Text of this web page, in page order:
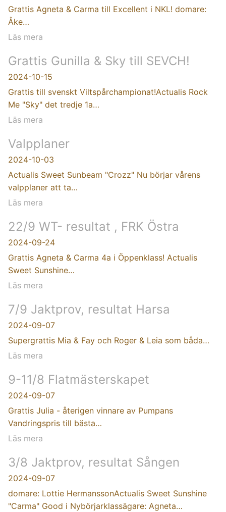
Grattis Agneta & Carma till Excellent i NKL! domare:
Åke…
Läs mera
Grattis Gunilla & Sky till SEVCH!
2024-10-15
Grattis till svenskt Viltspårchampionat!Actualis Rock
Me "Sky" det tredje 1a…
Läs mera
Valpplaner
2024-10-03
Actualis Sweet Sunbeam "Crozz" Nu börjar vårens
valpplaner att ta…
Läs mera
22/9 WT- resultat , FRK Östra
2024-09-24
Grattis Agneta & Carma 4a i Öppenklass! Actualis
Sweet Sunshine…
Läs mera
7/9 Jaktprov, resultat Harsa
2024-09-07
Supergrattis Mia & Fay och Roger & Leia som båda…
Läs mera
9-11/8 Flatmästerskapet
2024-09-07
Grattis Julia - återigen vinnare av Pumpans
Vandringspris till bästa…
Läs mera
3/8 Jaktprov, resultat Sången
2024-09-07
domare: Lottie HermanssonActualis Sweet Sunshine
"Carma" Good i Nybörjarklassägare: Agneta…